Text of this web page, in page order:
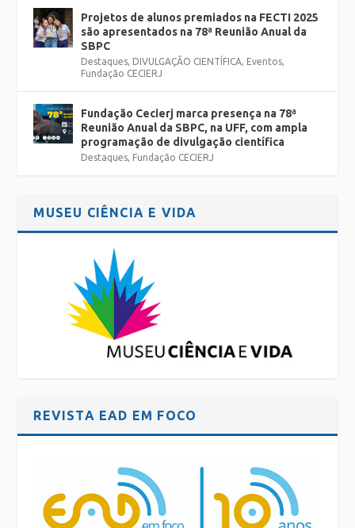
Projetos de alunos premiados na FECTI 2025
são apresentados na 78ª Reunião Anual da
SBPC
Destaques, DIVULGAÇÃO CIENTÍFICA, Eventos,
Fundação CECIERJ
Fundação Cecierj marca presença na 78ª
Reunião Anual da SBPC, na UFF, com ampla
programação de divulgação científica
Destaques, Fundação CECIERJ
MUSEU CIÊNCIA E VIDA
REVISTA EAD EM FOCO